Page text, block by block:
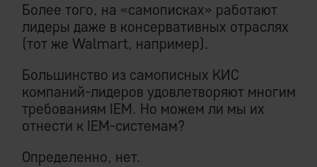
Более того, на «самописках» работают
лидеры даже в консервативных отраслях
(тот же Walmart, например).
Большинство из самописных КИС
компаний-лидеров удовлетворяют многим
требованиям IEM. Но можем ли мы их
отнести к IEM-системам?
Определенно, нет.